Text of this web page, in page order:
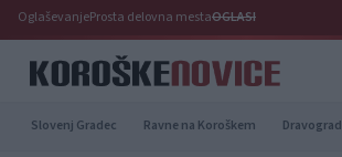
OglaševanjeProsta delovna mestaOGLASI
Slovenj Gradec Ravne na Koroškem Dravograd